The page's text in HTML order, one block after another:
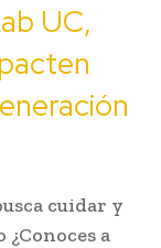
UC,
cuidar y
a